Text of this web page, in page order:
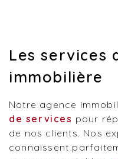
Les services
immobilière
Notre agence
de services pour
de nos clients. Nos
connaissent